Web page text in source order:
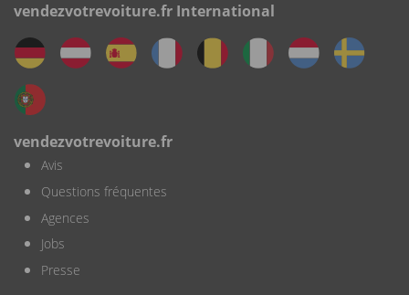
vendezvotrevoiture.fr International
vendezvotrevoiture.fr
Avis
Questions fréquentes
Agences
Jobs
Presse